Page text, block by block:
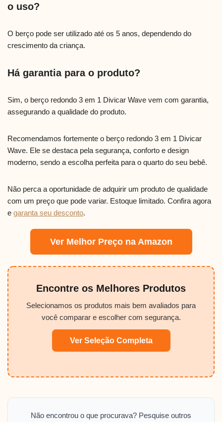
o uso?
O berço pode ser utilizado até os 5 anos, dependendo do
crescimento da criança.
Há garantia para o produto?
Sim, o berço redondo 3 em 1 Divicar Wave vem com garantia,
assegurando a qualidade do produto.
Recomendamos fortemente o berço redondo 3 em 1 Divicar
Wave. Ele se destaca pela segurança, conforto e design
moderno, sendo a escolha perfeita para o quarto do seu bebê.
Não perca a oportunidade de adquirir um produto de qualidade
com um preço que pode variar. Estoque limitado. Confira agora
e garanta seu desconto.
Ver Melhor Preço na Amazon
Encontre os Melhores Produtos
Selecionamos os produtos mais bem avaliados para
você comparar e escolher com segurança.
Ver Seleção Completa
Não encontrou o que procurava? Pesquise outros